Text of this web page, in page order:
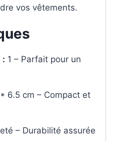
vos vêtements.
: 1 – Parfait pour un
6.5 cm – Compact et
– Durabilité assurée